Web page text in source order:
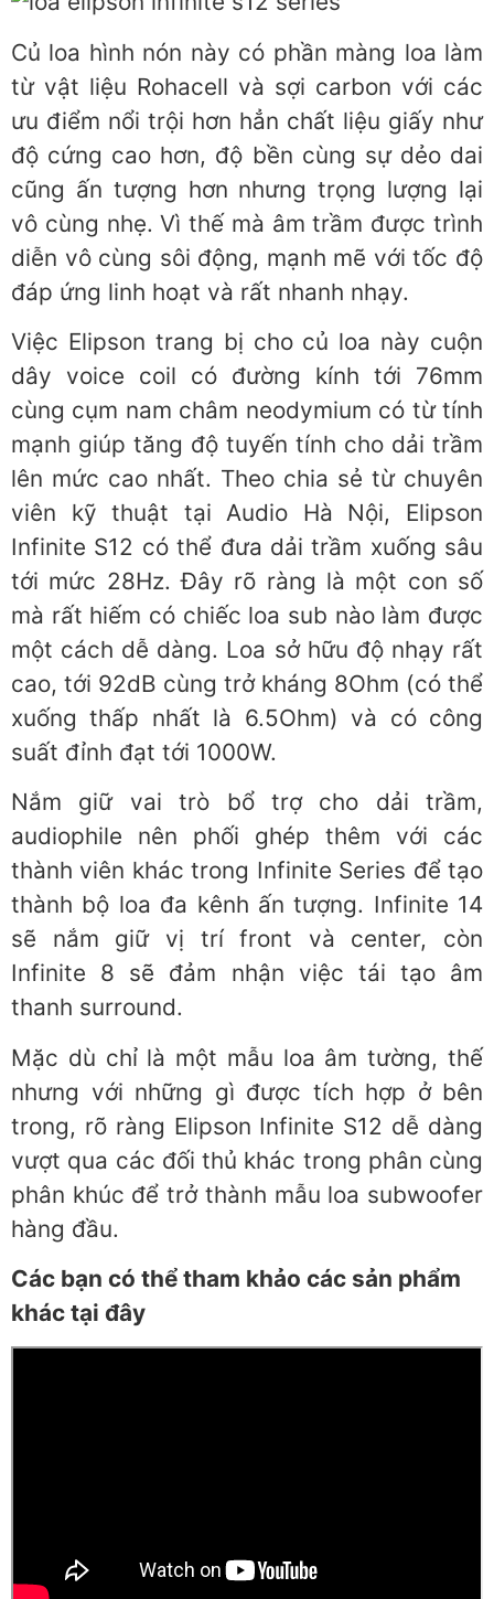
Củ loa hình nón này có phần màng loa làm
từ vật liệu Rohacell và sợi carbon với các
ưu điểm nổi trội hơn hẳn chất liệu giấy như
độ cứng cao hơn, độ bền cùng sự dẻo dai
cũng ấn tượng hơn nhưng trọng lượng lại
vô cùng nhẹ. Vì thế mà âm trầm được trình
diễn vô cùng sôi động, mạnh mẽ với tốc độ
đáp ứng linh hoạt và rất nhanh nhạy.
Việc Elipson trang bị cho củ loa này cuộn
dây voice coil có đường kính tới 76mm
cùng cụm nam châm neodymium có từ tính
mạnh giúp tăng độ tuyến tính cho dải trầm
lên mức cao nhất. Theo chia sẻ từ chuyên
viên kỹ thuật tại Audio Hà Nội, Elipson
Infinite S12 có thể đưa dải trầm xuống sâu
tới mức 28Hz. Đây rõ ràng là một con số
mà rất hiếm có chiếc loa sub nào làm được
một cách dễ dàng. Loa sở hữu độ nhạy rất
cao, tới 92dB cùng trở kháng 8Ohm (có thể
xuống thấp nhất là 6.5Ohm) và có công
suất đỉnh đạt tới 1000W.
Nắm giữ vai trò bổ trợ cho dải trầm,
audiophile nên phối ghép thêm với các
thành viên khác trong Infinite Series để tạo
thành bộ loa đa kênh ấn tượng. Infinite 14
sẽ nắm giữ vị trí front và center, còn
Infinite 8 sẽ đảm nhận việc tái tạo âm
thanh surround.
Mặc dù chỉ là một mẫu loa âm tường, thế
nhưng với những gì được tích hợp ở bên
trong, rõ ràng Elipson Infinite S12 dễ dàng
vượt qua các đối thủ khác trong phân cùng
phân khúc để trở thành mẫu loa subwoofer
hàng đầu.
Các bạn có thể tham khảo các sản phẩm
khác tại đây